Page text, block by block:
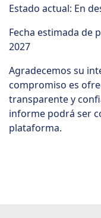
Estado actual: En
Fecha estimada de
2027
Agradecemos su
compromiso es
transparente y
informe podrá ser
plataforma.